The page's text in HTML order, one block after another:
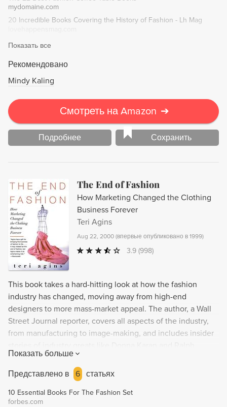
личной жизни, скандальной и драматичной, как
страшная сказка.
mydomaine.com
20 Incredible Books Covering the History of Fashion - Lh Mag
Показать все
Рекомендовано
Mindy Kaling
Смотреть на Amazon ➔
Подробнее Сохранить
The End of Fashion
How Marketing Changed the Clothing
Business Forever
Teri Agins
Aug 22, 2000 (впервые опубликовано в 1999)
3.9 (998)
This book takes a hard-hitting look at how the fashion
industry has changed, moving away from high-end
designers to more mass-market appeal. The author, a Wall
Street Journal reporter, covers all aspects of the industry,
from manufacturing to image-making, and includes insider
Lauren. A must-read for any fashion enthusiast.
Показать больше
Представлено в
6 статьях
10 Essential Books For The Fashion Set
forbes.com